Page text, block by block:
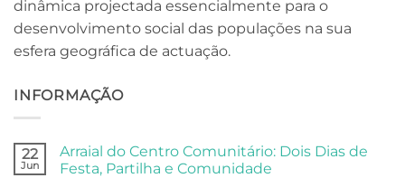
dinâmica projectada essencialmente para o
desenvolvimento social das populações na sua
esfera geográfica de actuação.
INFORMAÇÃO
22
Jun
Arraial do Centro Comunitário: Dois Dias de
Festa, Partilha e Comunidade